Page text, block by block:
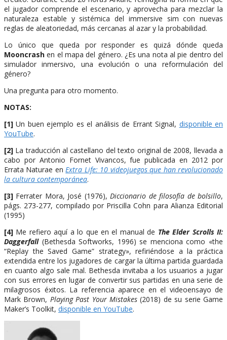
el jugador comprende el escenario, y aprovecha para mezclar la
naturaleza estable y sistémica del immersive sim con nuevas
reglas de aleatoriedad, más cercanas al azar y la probabilidad.
Lo único que queda por responder es quizá dónde queda
Mooncrash en el mapa del género. ¿Es una nota al pie dentro del
simulador inmersivo, una evolución o una reformulación del
género?
Una pregunta para otro momento.
NOTAS:
[1] Un buen ejemplo es el análisis de Errant Signal, disponible en
YouTube.
[2] La traducción al castellano del texto original de 2008, llevada a
cabo por Antonio Fornet Vivancos, fue publicada en 2012 por
Errata Naturae en Extra Life: 10 videojuegos que han revolucionado
la cultura contemporánea.
[3] Ferrater Mora, José (1976), Diccionario de filosofía de bolsillo,
págs. 273-277, compilado por Priscilla Cohn para Alianza Editorial
(1995)
[4] Me refiero aquí a lo que en el manual de The Elder Scrolls II:
Daggerfall(Bethesda Softworks, 1996) se menciona como «the
“Replay the Saved Game” strategy», refiriéndose a la práctica
extendida entre los jugadores de cargar la última partida guardada
en cuanto algo sale mal. Bethesda invitaba a los usuarios a jugar
con sus errores en lugar de convertir sus partidas en una serie de
milagrosos éxitos. La referencia aparece en el videoensayo de
Mark Brown, Playing Past Your Mistakes (2018) de su serie Game
Maker’s Toolkit, disponible en YouTube.